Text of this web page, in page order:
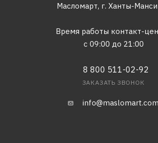
Масломарт, г. Ханты-
Время работы контакт-
с 09:00 до 21:00
8 800 511-02-92
ЗАКАЗАТЬ ЗВОНОК
info@maslomart.com